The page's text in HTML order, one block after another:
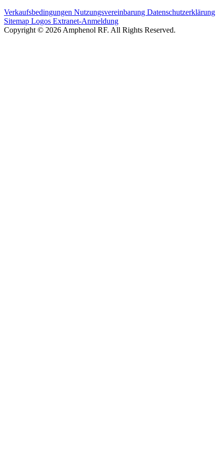
Verkaufsbedingungen Nutzungsvereinbarung Datenschutzerklärung
Sitemap Logos Extranet-Anmeldung
Copyright © 2026 Amphenol RF. All Rights Reserved.